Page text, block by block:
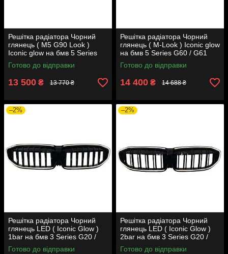
Решітка радіатора Чорний
глянець ( M5 G90 Look )
Iconic glow на бмв 5 Series
G30 / G31 2020-2023 року
Готово до відправки
13 500 ₴ 13 770 ₴
Решітка радіатора Чорний
глянець ( M-Look ) Iconic glow
на бмв 5 Series G60 / G61
2023-2025 року
Готово до відправки
14 400 ₴ 14 688 ₴
–2%
Решітка радіатора Чорний
глянець LED ( Iconic Glow )
1bar на бмв 3 Series G20 /
G21 2018-2022 року
Готово до відправки
–2%
Решітка радіатора Чорний
глянець LED ( Iconic Glow )
2bar на бмв 3 Series G20 /
G21 2018-2022 року
Готово до відправки